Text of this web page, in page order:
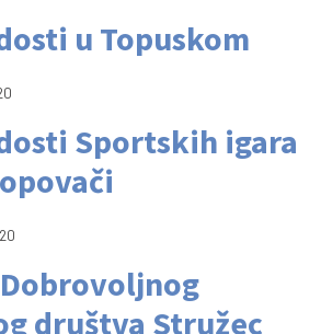
u Topuskom
Sportskih igara
društva Stružec